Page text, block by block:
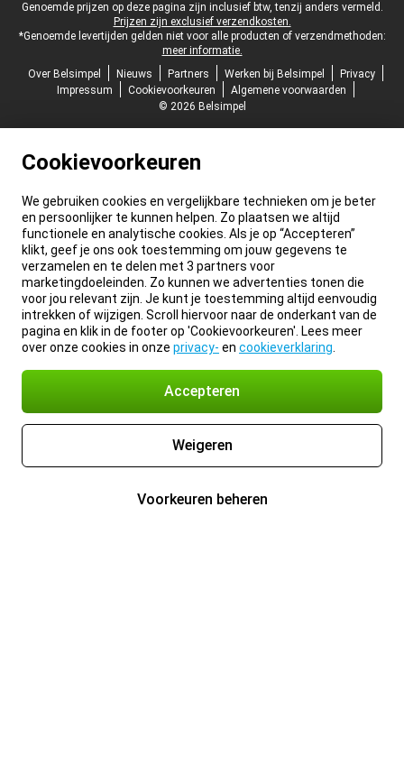
Juridische voettekst
Genoemde prijzen op deze pagina zijn inclusief btw, tenzij anders vermeld.
Prijzen zijn exclusief verzendkosten.
*Genoemde levertijden gelden niet voor alle producten of verzendmethoden:
meer informatie.
Over Belsimpel
Nieuws Partners Werken bij Belsimpel
Privacy
Impressum
Cookievoorkeuren
Algemene voorwaarden
© 2026 Belsimpel
Cookievoorkeuren
We gebruiken cookies en vergelijkbare technieken om je beter
en persoonlijker te kunnen helpen. Zo plaatsen we altijd
functionele en analytische cookies. Als je op “Accepteren”
klikt, geef je ons ook toestemming om jouw gegevens te
verzamelen en te delen met 3 partners voor
marketingdoeleinden. Zo kunnen we advertenties tonen die
voor jou relevant zijn. Je kunt je toestemming altijd eenvoudig
intrekken of wijzigen. Scroll hiervoor naar de onderkant van de
pagina en klik in de footer op 'Cookievoorkeuren'. Lees meer
over onze cookies in onze privacy- en cookieverklaring
Accepteren
Weigeren
Voorkeuren beheren